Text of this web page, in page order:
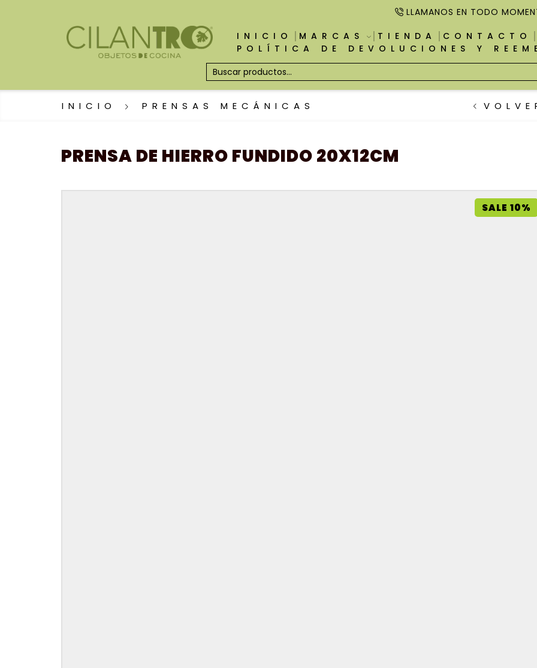
LLAMANOS EN TODO
INICIO
MARCAS TIENDA
CONTACTO
POLÍTICA DE DEVOLUCIONES Y
INICIO PRENSAS MECÁNICAS
PRENSA DE HIERRO FUNDIDO 20X12CM
SALE 10%